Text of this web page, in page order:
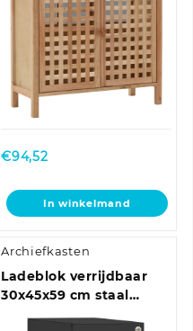
€94,52
In winkelmand
Archiefkasten
Ladeblok verrijdbaar
30x45x59 cm staal
antracietkleurig